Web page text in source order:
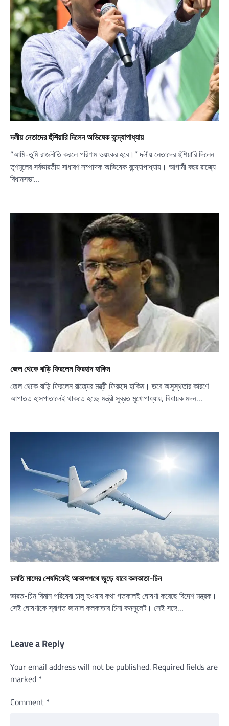
দলীয় নেতাদের হুঁশিয়ারি দিলেন অভিষেক বন্দ্যোপাধ্যায়
“আমি-তুমি রাজনীতি করলে পরিণাম ভয়ংকর হবে।” দলীয় নেতাদের হুঁশিয়ারি দিলেন
তৃণমূলের সর্বভারতীয় সাধারণ সম্পাদক অভিষেক বন্দ্যোপাধ্যায়। আগামী বছর রাজ্যে
বিধানসভা…
জেল থেকে বাড়ি ফিরলেন ফিরহাদ হাকিম
জেল থেকে বাড়ি ফিরলেন রাজ্যের মন্ত্রী ফিরহাদ হাকিম। তবে অসুস্থতার কারণে
আপাতত হাসপাতালেই থাকতে হচ্ছে মন্ত্রী সুব্রত মুখোপাধ্যায়, বিধায়ক মদন…
চলতি মাসের শেষদিকেই আকাশপথে জুড়ে যাবে কলকাতা-চিন
ভারত-চিন বিমান পরিষেবা চালু হওয়ার কথা গতকালই ঘোষণা করেছে বিদেশ মন্ত্রক।
সেই ঘোষণাকে স্বাগত জানাল কলকাতার চিনা কনসুলেট। সেই সঙ্গে…
Leave a Reply
Your email address will not be published. Required fields are
marked *
Comment *